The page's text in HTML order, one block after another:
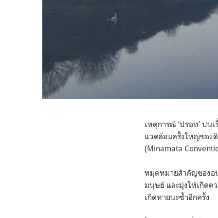
เหตุการณ์ ‘ปรอท’ ปน
แวดล้อมครั้งใหญ่ของ
(Minamata
หมุดหมายสำคัญของอ
มนุษย์ และมุ่งให้เกิดค
เกิดหายนะซ้ำอีกครั้ง